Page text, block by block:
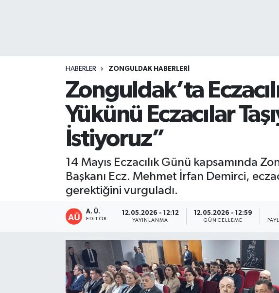
HABERLER ZONGULDAK HABERLERI
Zonguldak’ta
Yükünü Eczacılar
İstiyoruz”
14 Mayıs Eczacılık Günü kapsamında
Başkanı Ecz. Mehmet İrfan Demirci,
gerektiğini vurguladı.
A. Ü.
EDITÖR
12.05.2026 - 12:12
YAYINLANMA
12.05.2026 - 12:59
GÜNCELLEME
GÖKÇEBEY
KASTAMONU